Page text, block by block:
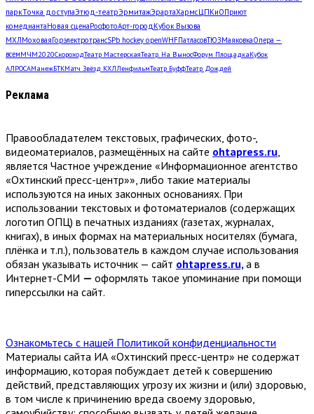
паркТочка доступаЭтюд-театрЭрмитажЭрартаХармсЦПКиОПриют
комедиантаНовая сценаРосфотоАрт-город Кубок Вызова
МХЛМоховаяГорэлектротрансSPb hockey openWHFПатласовТЮЗМаяковкаОпера —
всемМЧМ2020СкороходТеатр МастерскаяТеатр. На ВыносФорум ПлощадкаКубок
АЛРОСАМанежБТКМатч Звёзд КХЛЛенфильмТеатр БуффТеатр Дождей
Реклама
Правообладателем текстовых, графических, фото-,
видеоматериалов, размещённых на сайте ohtapress.ru,
является Частное учреждение «Информационное агентство
«Охтинский пресс-центр»», либо такие материалы
используются на иных законных основаниях. При
использовании текстовых и фотоматериалов (содержащих
логотип ОПЦ) в печатных изданиях (газетах, журналах,
книгах), в иных формах на материальных носителях (бумага,
плёнка и т.п.), пользователь в каждом случае использования
обязан указывать источник — сайт ohtapress.ru, а в
Интернет-СМИ — оформлять такое упоминание при помощи
гиперссылки на сайт.
Ознакомьтесь с нашей Политикой конфиденциальности
Материалы сайта ИА «Охтинский пресс-центр» не содержат
информацию, которая побуждает детей к совершению
действий, представляющих угрозу их жизни и (или) здоровью,
в том числе к причинению вреда своему здоровью,